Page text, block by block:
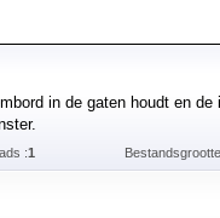
in de gaten houdt en de
:1